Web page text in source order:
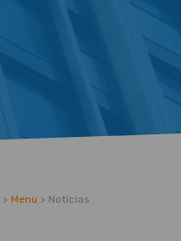
> Menu > Notícias